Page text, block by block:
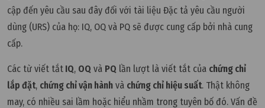
cập đến yêu cầu sau đây đối với tài liệu Đặc tả yêu cầu người
dùng (URS) của họ: IQ, OQ và PQ sẽ được cung cấp bởi nhà cung
cấp.
Các từ viết tắt IQ, OQ và PQ lần lượt là viết tắt của chứng chỉ
lắp đặt, chứng chỉ vận hành và chứng chỉ hiệu suất. Thật không
may, có nhiều sai lầm hoặc hiểu nhầm trong tuyên bố đó. Vấn đề